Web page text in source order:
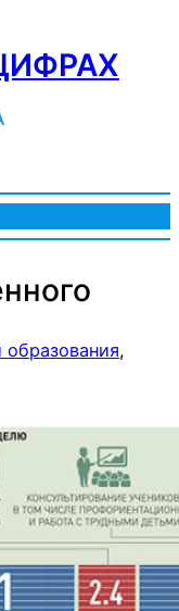
образования